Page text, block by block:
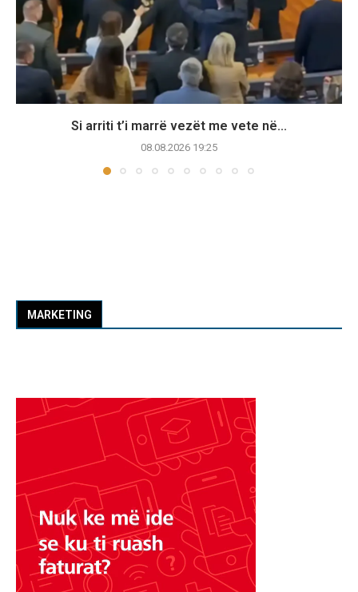
Si arriti t’i marrë vezët me vete në...
08.08.2026 19:25
MARKETING